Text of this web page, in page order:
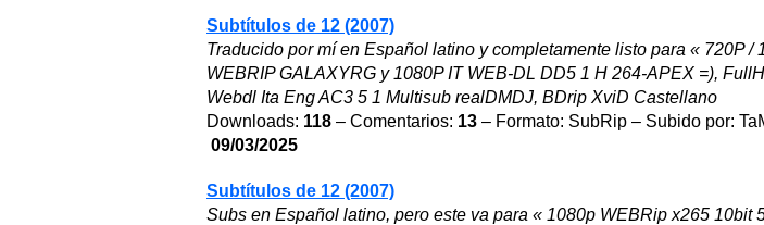
Subtítulos de 12 (2007)
Traducido por mí en Español latino y completamente listo para « 720P /
WEBRIP GALAXYRG y 1080P IT WEB-DL DD5 1 H 264-APEX =),
Webdl Ita Eng AC3 5 1 Multisub realDMDJ, BDrip XviD Castellano
Downloads: 118 – Comentarios: 13 – Formato: SubRip – Subido por:
09/03/2025
Subtítulos de 12 (2007)
Subs en Español latino, pero este va para « 1080p WEBRip x265 10bit